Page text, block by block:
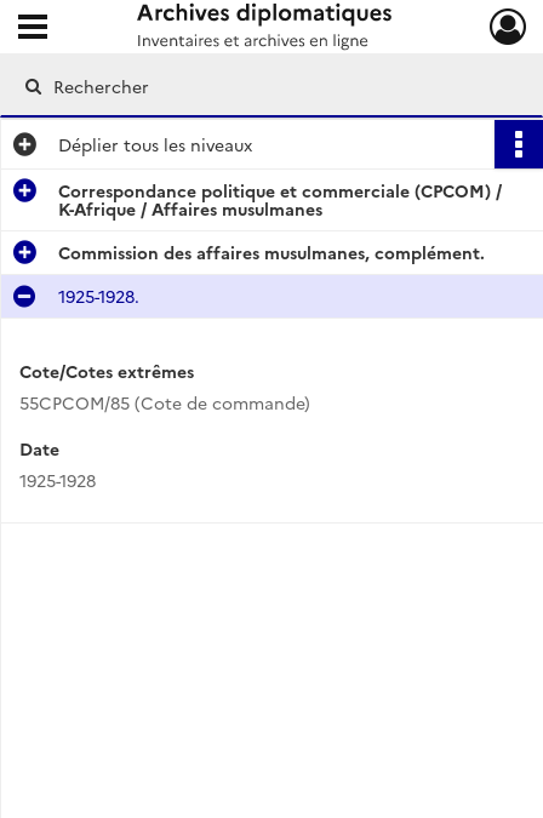
Archives diplomatiques
Ouvrir le menu déroulant
Déplier tous les niveaux
Correspondance politique et commerciale (CPCOM) /
K-Afrique / Affaires musulmanes
Commission des affaires musulmanes, complément.
1925-1928.
Cote/Cotes extrêmes
55CPCOM/85 (Cote de commande)
Date
1925-1928